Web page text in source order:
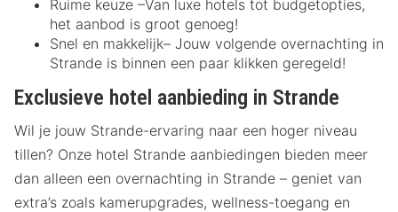
Ruime keuze –Van luxe hotels tot budgetopties,
het aanbod is groot genoeg!
Snel en makkelijk– Jouw volgende overnachting in
Strande is binnen een paar klikken geregeld!
Exclusieve hotel aanbieding in Strande
Wil je jouw Strande-ervaring naar een hoger niveau
tillen? Onze hotel Strande aanbiedingen bieden meer
dan alleen een overnachting in Strande – geniet van
extra’s zoals kamerupgrades, wellness-toegang en